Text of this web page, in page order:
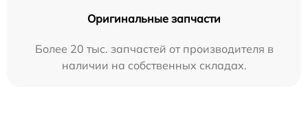
Оригинальные запчасти
Более 20 тыс. запчастей от производителя в
наличии на собственных складах.